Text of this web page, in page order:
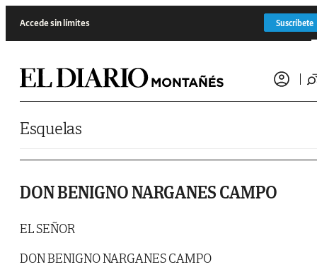
Accede sin límites Suscríbete
Esquelas
DON BENIGNO NARGANES CAMPO
EL SEÑOR
DON BENIGNO NARGANES CAMPO